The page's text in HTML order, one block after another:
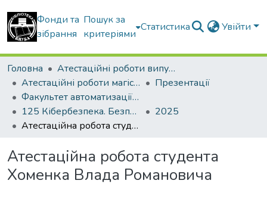
Фонди та
зібрання
Пошук за
критеріями
Статистика Увійти
Головна
Атестаційні роботи випускників
Атестаційні роботи магістрів
Презентації
Факультет автоматизації і інформаційних технологій
125 Кібербезпека. Безпека інформаційних і комунікаційних систем
2025
Атестаційна робота студента Хоменка Влада Романовича
Атестаційна робота студента
Хоменка Влада Романовича